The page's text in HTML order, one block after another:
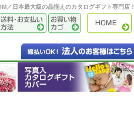
／日本最大級の品揃えのカタログギフト専門店！